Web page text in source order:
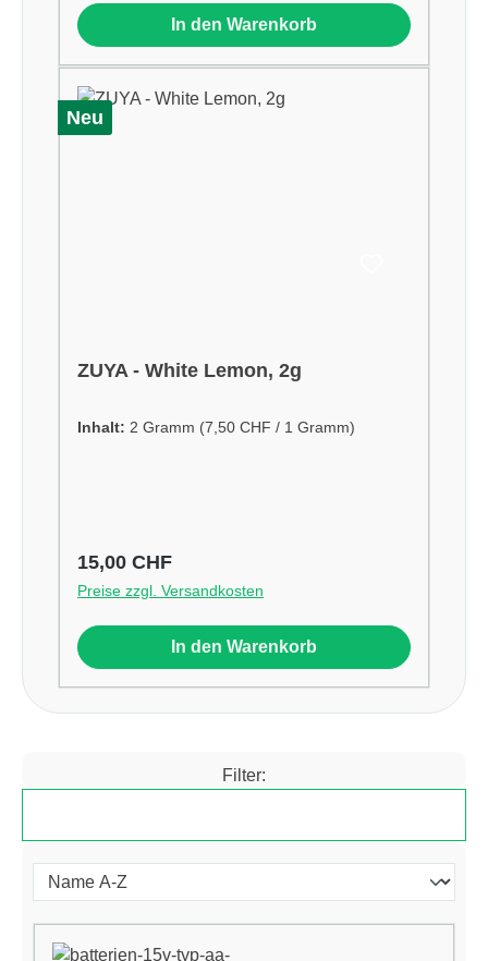
In den Warenkorb
Neu
ZUYA - White Lemon, 2g
Inhalt: 2 Gramm (7,50 CHF / 1 Gramm)
Regulärer Preis:
15,00 CHF
Preise zzgl. Versandkosten
In den Warenkorb
Filter: